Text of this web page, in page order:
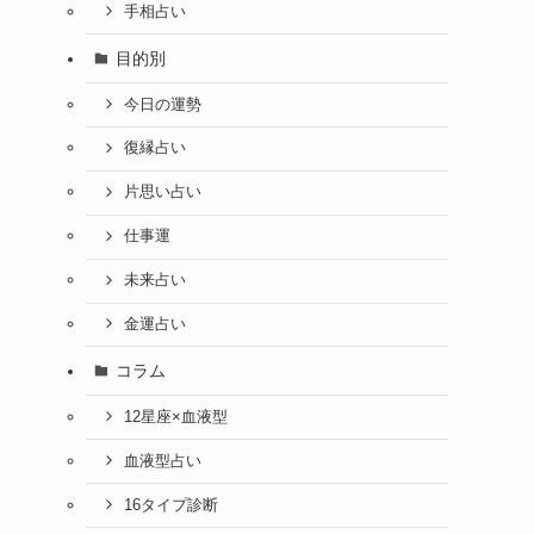
手相占い
目的別
今日の運勢
復縁占い
片思い占い
仕事運
未来占い
金運占い
コラム
12星座×血液型
血液型占い
16タイプ診断